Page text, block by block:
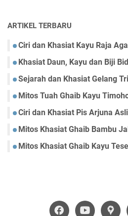
ARTIKEL TERBARU
Ciri dan Khasiat Kayu Raja
Khasiat Daun, Kayu dan Biji
Sejarah dan Khasiat Gelang
Mitos Tuah Ghaib Kayu
Ciri dan Khasiat Pis Arjuna Asli
Mitos Khasiat Ghaib Bambu
Mitos Khasiat Ghaib Kayu